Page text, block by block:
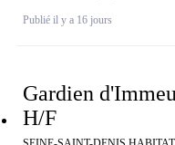
Publié il y a 16 jours
Gardien
H/F